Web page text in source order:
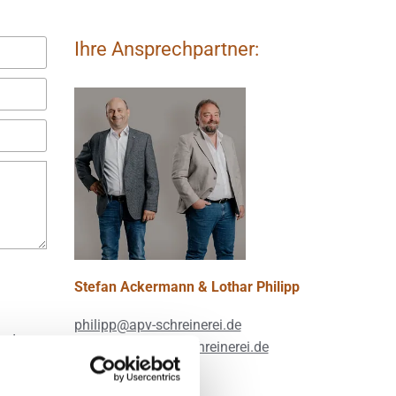
Ihre Ansprechpartner:
Stefan Ackermann & Lothar Philipp
phil­ipp@​apv-​schrei­ne­rei.​de
acker­mann@​apv-​schrei­ne­rei.​de